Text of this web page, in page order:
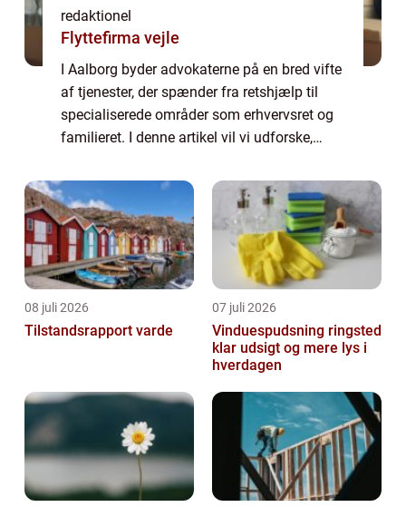
redaktionel
Flyttefirma vejle
I Aalborg byder advokaterne på en bred vifte
af tjenester, der spænder fra retshjælp til
specialiserede områder som erhvervsret og
familieret. I denne artikel vil vi udforske,
Aalborg, herunder historien bag den...
08 juli 2026
Tilstandsrapport varde
07 juli 2026
Vinduespudsning ringsted
klar udsigt og mere lys i
hverdagen